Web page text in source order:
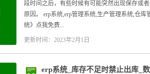
段时间之后，有些时候有可能突然出现保存或
原因。 erp系统,erp管理系统,生产管理系统,仓
统》点我免费...
更新时间：2023年2月1日
erp系统_库存不足时禁止出库_